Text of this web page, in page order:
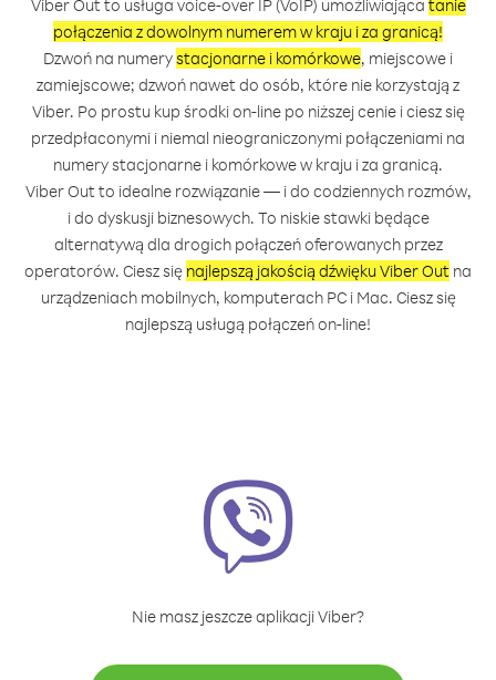
Viber Out to usługa voice-over IP (VoIP) umożliwiająca tanie
połączenia z dowolnym numerem w kraju i za granicą!
Dzwoń na numerystacjonarne i komórkowe, miejscowe i
zamiejscowe; dzwoń nawet do osób, które nie korzystają z
Viber. Po prostu kup środki on-line po niższej cenie i ciesz się
przedpłaconymi i niemal nieograniczonymi połączeniami na
numery stacjonarne i komórkowe w kraju i za granicą.
Viber Out to idealne rozwiązanie — i do codziennych rozmów,
i do dyskusji biznesowych. To niskie stawki będące
alternatywą dla drogich połączeń oferowanych przez
operatorów. Ciesz się najlepszą jakością dźwięku Viber Out na
urządzeniach mobilnych, komputerach PC i Mac. Ciesz się
najlepszą usługą połączeń on-line!
Nie masz jeszcze aplikacji Viber?